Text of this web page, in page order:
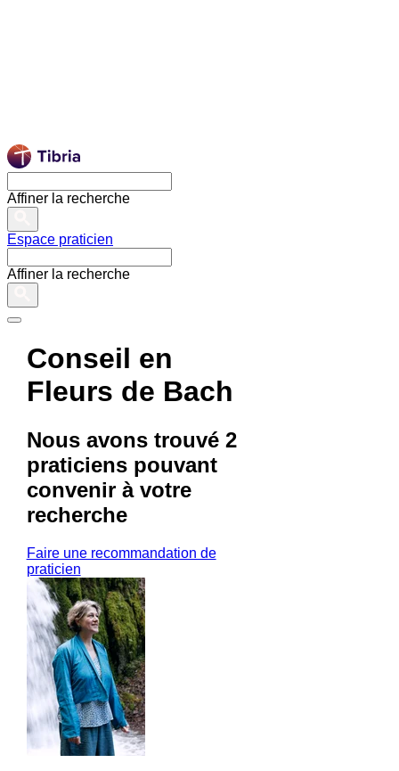
Affiner la recherche
Espace praticien
Affiner la recherche
Conseil en
Fleurs de Bach
Nous avons trouvé 2
praticienspouvant
convenir à votre
recherche
Faire une recommandation de
praticien